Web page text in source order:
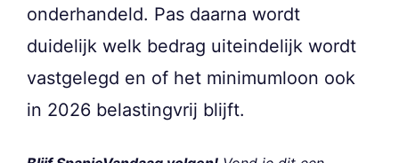
onderhandeld. Pas daarna wordt
duidelijk welk bedrag uiteindelijk wordt
vastgelegd en of het minimumloon ook
in 2026 belastingvrij blijft.